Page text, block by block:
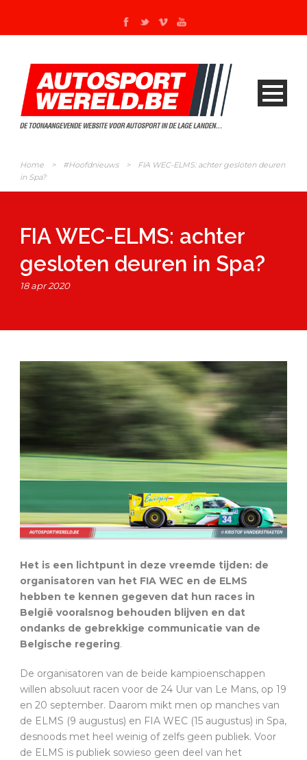
Home > #Hoofdnieuws >
FIA WEC-ELMS: achter gesloten deuren
in Spa?
FIA WEC-ELMS: achter
gesloten deuren in Spa?
18 apr 2020
Het is een lichtpunt in deze vreemde tijden: de
organisatoren van het FIA WEC en de ELMS
hebben te kennen gegeven dat hun races in
België vooralsnog behouden blijven en dat
ondanks de gebrekkige communicatie van de
Belgische regering.
De organisatoren van de beide kampioenschappen
willen absoluut racen voor de 24 Uur van Le Mans, op 19
en 20 september. Daarom mikt men op manches van
de ELMS (9 augustus) en FIA WEC (15 augustus) in Spa,
desnoods met heel weinig of zelfs geen publiek. Voor
de ELMS is publiek sowieso geen deel van het